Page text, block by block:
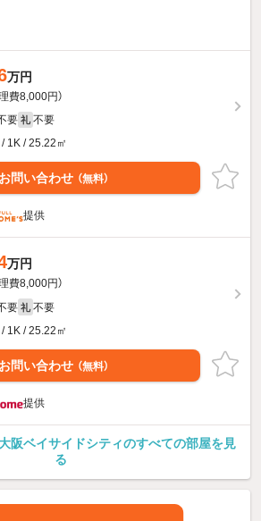
万円
理費8,000円）
要 礼 不要
1K / 25.22㎡
お問い合わせ （無料）
提供
万円
理費8,000円）
要 礼 不要
1K / 25.22㎡
お問い合わせ （無料）
提供
阪ベイサイドシティのすべての部屋を見
る